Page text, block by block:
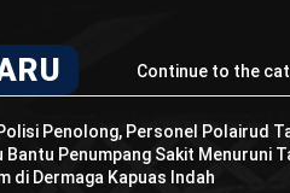
Continue to the
Penolong, Personel Polairud
Bantu Penumpang Sakit Menuruni
di Dermaga Kapuas Indah